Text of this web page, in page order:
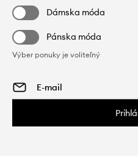
Dámska móda
Pánska móda
Výber ponuky je voliteľný